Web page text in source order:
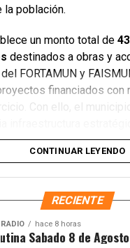
la población.
un monto total de
destinados a obras y
FORTAMUN y
financiados con
Con ello, el
CONTINUAR LEYENDO
RECIENTE
RADIO hace 8 horas
Sabado 8 de